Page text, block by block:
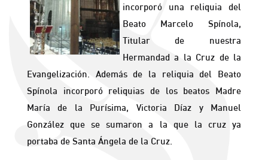
incorporó una reliquia del
Beato Marcelo Spínola,
Titular de nuestra
Hermandad a la Cruz de la
Evangelización. Además de la reliquia del Beato
Spínola incorporó reliquias de los beatos Madre
María de la Purísima, Victoria Díaz y Manuel
González que se sumaron a la que la cruz ya
portaba de Santa Ángela de la Cruz.